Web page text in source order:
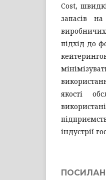
Cost,
запасів
підхід до
якості
індустрії